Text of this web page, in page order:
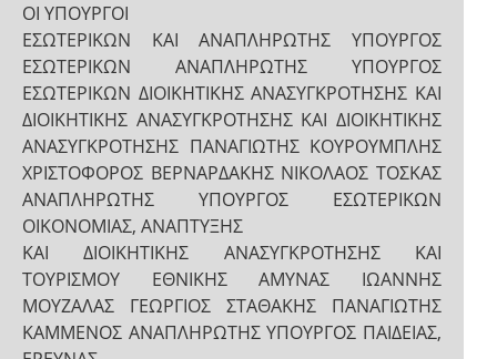
ΟΙ ΥΠΟΥΡΓΟΙ
ΕΣΩΤΕΡΙΚΩΝ ΚΑΙ ΑΝΑΠΛΗΡΩΤΗΣ ΥΠΟΥΡΓΟΣ
ΕΣΩΤΕΡΙΚΩΝ ΑΝΑΠΛΗΡΩΤΗΣ ΥΠΟΥΡΓΟΣ
ΕΣΩΤΕΡΙΚΩΝ ΔΙΟΙΚΗΤΙΚΗΣ ΑΝΑΣΥΓΚΡΟΤΗΣΗΣ ΚΑΙ
ΔΙΟΙΚΗΤΙΚΗΣ ΑΝΑΣΥΓΚΡΟΤΗΣΗΣ ΚΑΙ ΔΙΟΙΚΗΤΙΚΗΣ
ΑΝΑΣΥΓΚΡΟΤΗΣΗΣ ΠΑΝΑΓΙΩΤΗΣ ΚΟΥΡΟΥΜΠΛΗΣ
ΧΡΙΣΤΟΦΟΡΟΣ ΒΕΡΝΑΡΔΑΚΗΣ ΝΙΚΟΛΑΟΣ ΤΟΣΚΑΣ
ΑΝΑΠΛΗΡΩΤΗΣ ΥΠΟΥΡΓΟΣ ΕΣΩΤΕΡΙΚΩΝ
ΟΙΚΟΝΟΜΙΑΣ, ΑΝΑΠΤΥΞΗΣ
ΚΑΙ ΔΙΟΙΚΗΤΙΚΗΣ ΑΝΑΣΥΓΚΡΟΤΗΣΗΣ ΚΑΙ
ΤΟΥΡΙΣΜΟΥ ΕΘΝΙΚΗΣ ΑΜΥΝΑΣ ΙΩΑΝΝΗΣ
ΜΟΥΖΑΛΑΣ ΓΕΩΡΓΙΟΣ ΣΤΑΘΑΚΗΣ ΠΑΝΑΓΙΩΤΗΣ
ΚΑΜΜΕΝΟΣ ΑΝΑΠΛΗΡΩΤΗΣ ΥΠΟΥΡΓΟΣ ΠΑΙΔΕΙΑΣ,